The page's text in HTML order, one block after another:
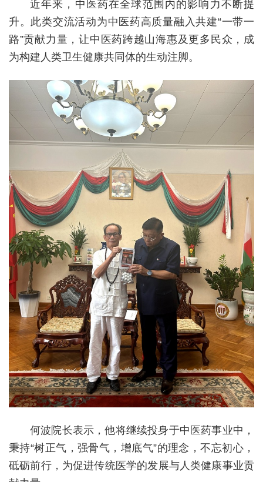
近年来，中医药在全球范围内的影响力不断提
升。此类交流活动为中医药高质量融入共建“一带一
路”贡献力量，让中医药跨越山海惠及更多民众，成
为构建人类卫生健康共同体的生动注脚。
何波院长表示，他将继续投身于中医药事业中，
秉持“树正气，强骨气，增底气”的理念，不忘初心，
砥砺前行，为促进传统医学的发展与人类健康事业贡